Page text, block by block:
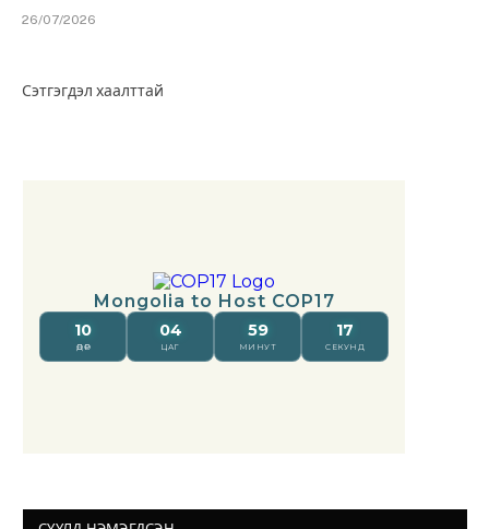
26/07/2026
Сэтгэгдэл хаалттай